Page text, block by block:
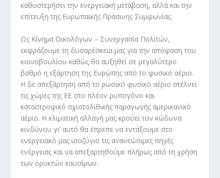
καθυστερήσει την ενεργειακή μετάβαση, αλλά και την
επίτευξη της Ευρωπαϊκής Πράσινης Συμφωνίας.
Ως Κίνημα Οικολόγων – Συνεργασία Πολιτών,
εκφράζουμε τη δυσαρέσκεια μας για την απόφαση του
κοινοβουλίου καθώς θα αυξηθεί σε μεγαλύτερο
βαθμό η εξάρτηση της Ευρώπης από το φυσικό αέριο.
Η δε απεξάρτηση από το ρωσικό φυσικό αέριο στέλνει
τις χώρες της ΕΕ στο πλέον ρυπογόνο και
καταστροφικό σχιστολιθικής παραγωγής αμερικανικό
αέριο. Η κλιματική αλλαγή μας κρούει τον κώδωνα
κινδύνου γι’ αυτό θα έπρεπε να εντάξουμε στο
ενεργειακό μας ισοζύγιο τις ανανεώσιμες πηγές
ενέργειας και να απεξαρτηθούμε πλήρως από τη χρήση
των ορυκτών καυσίμων.